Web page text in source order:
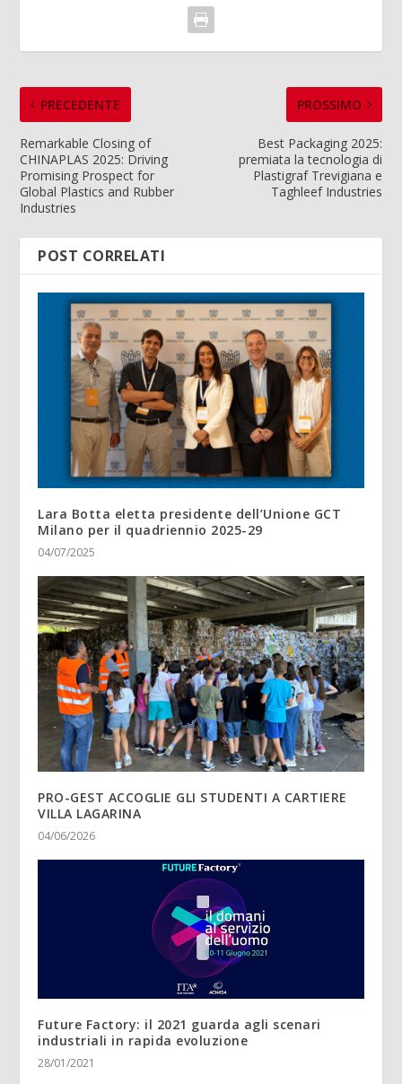
PRECEDENTE
Remarkable Closing of
CHINAPLAS 2025: Driving
Promising Prospect for
Global Plastics and Rubber
Industries
PROSSIMO
Best Packaging 2025:
premiata la tecnologia di
Plastigraf Trevigiana e
Taghleef Industries
POST CORRELATI
Lara Botta eletta presidente dell’Unione GCT
Milano per il quadriennio 2025-29
04/07/2025
PRO-GEST ACCOGLIE GLI STUDENTI A CARTIERE
VILLA LAGARINA
04/06/2026
Future Factory: il 2021 guarda agli scenari
industriali in rapida evoluzione
28/01/2021